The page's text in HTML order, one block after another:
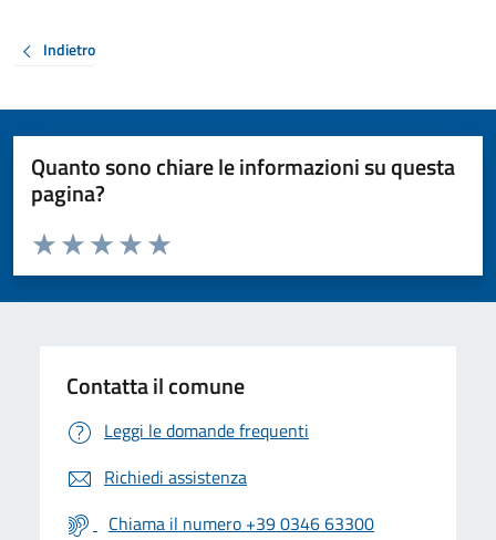
Indietro
Quanto sono chiare le informazioni su questa
pagina?
Valuta da 1 a 5 stelle la pagina
Valuta 5 stelle su 5
Valuta 4 stelle su 5
Valuta 3 stelle su 5
Valuta 2 stelle su 5
Valuta 1 stelle su 5
Contatta il comune
Leggi le domande frequenti
Richiedi assistenza
Chiama il numero +39 0346 63300